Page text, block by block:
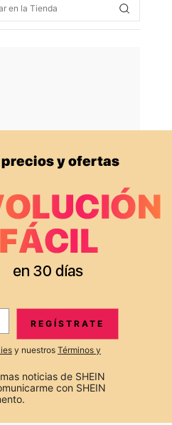
DE SHEIN
Suscribir
REGÍSTRATE
y nuestros Términos y
noticias de SHEIN
con SHEIN